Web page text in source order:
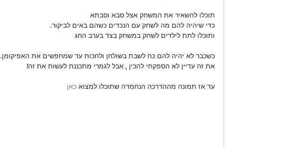
תוכלו להשאיר את המשחק אצל סבא וסבתא
כדי שיהיה להם מה לשחק עם הנכדים כשהם באים לביקור.
ותוכלו לתת לילדים לשחק במשחק בצד בערב החג
כשכבר לא יהיה להם כח לשבת בשולחן ולחכות עד שמחפשים את האפיקומן.
את זה עדיין לא הספקתי להכין , אבל לגמרי מתכננת לעשות את זה!
עד אז תמונה מההדרכה הנחמדה שתוכלו למצוא כאן